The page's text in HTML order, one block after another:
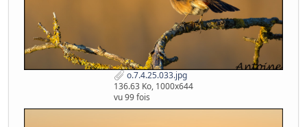
o.7.4.25.033.jpg
136.63 Ko, 1000x644
vu 99 fois